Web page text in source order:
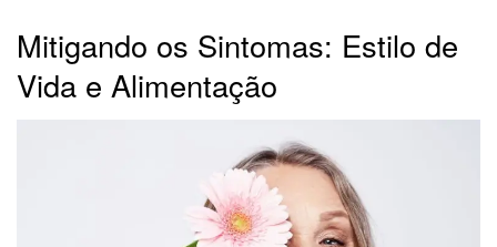
Mitigando os Sintomas: Estilo de
Vida e Alimentação